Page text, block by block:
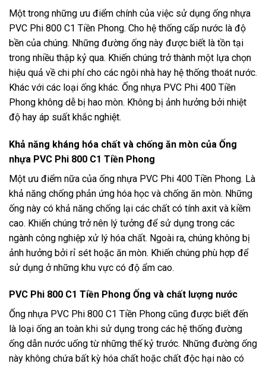
Một trong những ưu điểm chính của việc sử dụng ống nhựa
PVC Phi 800 C1 Tiền Phong. Cho hệ thống cấp nước là độ
bền của chúng. Những đường ống này được biết là tồn tại
trong nhiều thập kỷ qua. Khiến chúng trở thành một lựa chọn
hiệu quả về chi phí cho các ngôi nhà hay hệ thống thoát nước.
Khác với các loại ống khác. Ống nhựa PVC Phi 400 Tiền
Phong không dễ bị hao mòn. Không bị ảnh hưởng bởi nhiệt
độ hay áp suất khắc nghiệt.
Khả năng kháng hóa chất và chống ăn mòn của Ống
nhựa PVC Phi 800 C1 Tiền Phong
Một ưu điểm nữa của ống nhựa PVC Phi 400 Tiền Phong. Là
khả năng chống phản ứng hóa học và chống ăn mòn. Những
ống này có khả năng chống lại các chất có tính axit và kiềm
cao. Khiến chúng trở nên lý tưởng để sử dụng trong các
ngành công nghiệp xử lý hóa chất. Ngoài ra, chúng không bị
ảnh hưởng bởi rỉ sét hoặc ăn mòn. Khiến chúng phù hợp để
sử dụng ở những khu vực có độ ẩm cao.
PVC Phi 800 C1 Tiền Phong Ống và chất lượng nước
Ống nhựa PVC Phi 800 C1 Tiền Phong cũng được biết đến
là loại ống an toàn khi sử dụng trong các hệ thống đường
ống dẫn nước uống từ những thế kỷ trước. Những đường ống
này không chứa bất kỳ hóa chất hoặc chất độc hại nào có